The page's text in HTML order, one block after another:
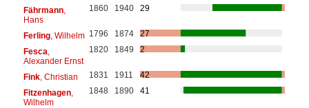
Fährmann,
Hans
1860 1940 29
Ferling, Wilhelm 1796 1874
27
Fesca
Alexander Ernst
1820 1849 2
Fink, Christian 1831 1911
42
Fitzenhagen,
Wilhelm
1848 1890 41